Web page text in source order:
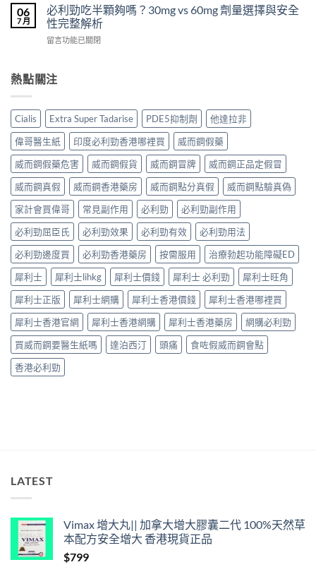
效
果
怎
麼
作
嗎？〉
中
裡
買？
齡
不
福
的
終
點〉
中
泊
西
汀
Dapoxetine）
用
析：
常
見
反
應、
發
生
率〉
中
利
士
（Cialis
犀
他
非）
起
效
與
藥
效
持
續
完
整
指
南：
30
分
見
效、
最
長
36
小
時、
正
購
06
7 月
必利勁吃半顆夠嗎？30mg vs 60mg 劑量選擇與安全
性完整解析
在
勁
吃
顆
夠
嗎？
30mg
vs
60mg
劑
量
選
擇
與
安
全
性
整
解
析〉
中
留言功能已關閉
熱點關注
Cialis Extra Super Tadarise PDE5抑制劑
他達拉非
偉哥醫生紙
印度必利勁香港哪裡買
威而鋼假藥
威而鋼假藥危害
威而鋼假貨 威而鋼冒牌
威而鋼正品定假冒
威而鋼真假
威而鋼香港藥房 威而鋼點分真假
威而鋼點驗真偽
家計會買偉哥
常見副作用 必利勁
必利勁副作用
必利勁屈臣氏
必利勁效果 必利勁有效
必利勁用法
必利勁邊度買
必利勁香港藥房 按需服用
治療勃起功能障礙ED
犀利士
犀利士lihkg 犀利士價錢 犀利士 必利勁
犀利士旺角
犀利士正版
犀利士網購 犀利士香港價錢
犀利士香港哪裡買
犀利士香港官網
犀利士香港網購 犀利士香港藥房
網購必利勁
買威而鋼要醫生紙嗎
達泊西汀 頭痛
食咗假威而鋼會點
香港必利勁
LATEST
Vimax 增大丸|| 加拿大增大膠囊二代 100%天然草
本配方安全增大 香港現貨正品
$799